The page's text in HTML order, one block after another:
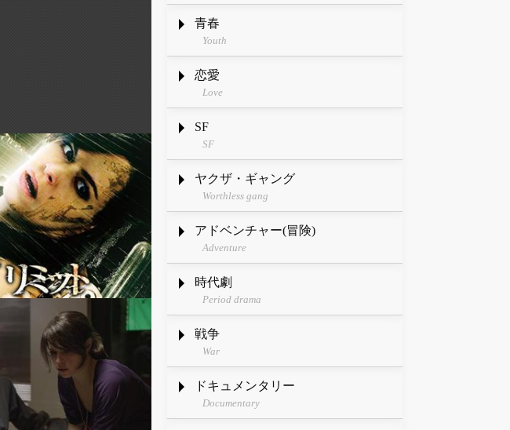
青春
Youth
恋愛
Love
SF
SF
ヤクザ・ギャング
Worthless gang
アドベンチャー(冒険)
Adventure
時代劇
Period drama
戦争
War
ドキュメンタリー
Documentary